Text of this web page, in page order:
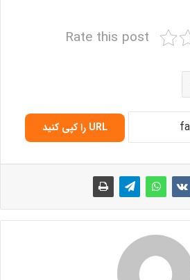
Rate this post
URL را کپی کنید